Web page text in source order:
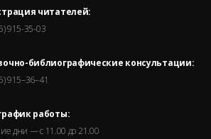
читателей:
915-35-03
библиографические консультации:
915–36–41
работы:
дни — с 11.00 до 21.00